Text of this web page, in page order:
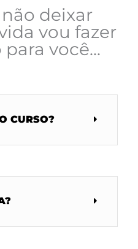
deixar
vou fazer
você...
CURSO?